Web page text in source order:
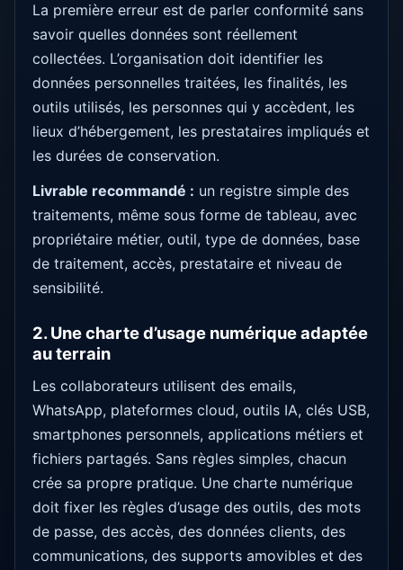
La première erreur est de parler conformité sans
savoir quelles données sont réellement
collectées. L’organisation doit identifier les
données personnelles traitées, les finalités, les
outils utilisés, les personnes qui y accèdent, les
lieux d’hébergement, les prestataires impliqués et
les durées de conservation.
Livrable recommandé : un registre simple des
traitements, même sous forme de tableau, avec
propriétaire métier, outil, type de données, base
de traitement, accès, prestataire et niveau de
sensibilité.
2. Une charte d’usage numérique adaptée
au terrain
Les collaborateurs utilisent des emails,
WhatsApp, plateformes cloud, outils IA, clés USB,
smartphones personnels, applications métiers et
fichiers partagés. Sans règles simples, chacun
crée sa propre pratique. Une charte numérique
doit fixer les règles d’usage des outils, des mots
de passe, des accès, des données clients, des
communications, des supports amovibles et des